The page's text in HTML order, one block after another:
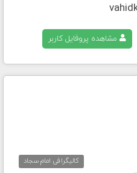
مشاهده پروفایل کاربر
کالیگرافی امام سجاد